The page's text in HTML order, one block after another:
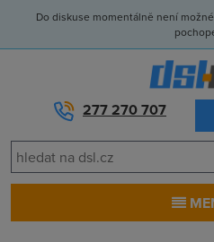
Do diskuse momentálně není
277 270 707